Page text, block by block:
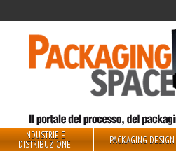
INDUSTRIE E
DISTRIBUZIONE PACKAGING DESIGN